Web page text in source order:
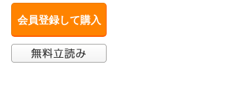
会員登録して購入